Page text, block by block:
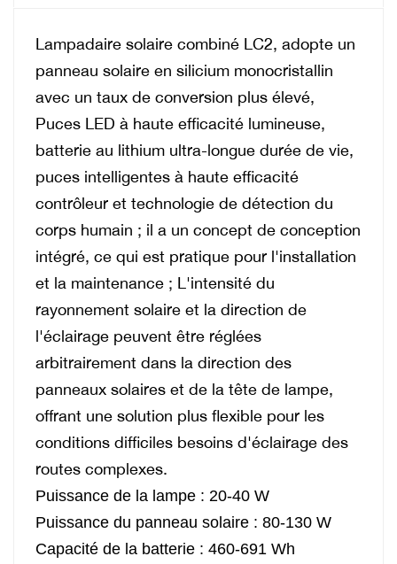
Lampadaire solaire combiné LC2, adopte un
panneau solaire en silicium monocristallin
avec un taux de conversion plus élevé,
Puces LED à haute efficacité lumineuse,
batterie au lithium ultra-longue durée de vie,
puces intelligentes à haute efficacité
contrôleur et technologie de détection du
corps humain ; il a un concept de conception
intégré, ce qui est pratique pour l'installation
et la maintenance ; L'intensité du
rayonnement solaire et la direction de
l'éclairage peuvent être réglées
arbitrairement dans la direction des
panneaux solaires et de la tête de lampe,
offrant une solution plus flexible pour les
conditions difficiles besoins d'éclairage des
routes complexes.
Puissance de la lampe : 20-40 W
Puissance du panneau solaire : 80-130 W
Capacité de la batterie : 460-691 Wh